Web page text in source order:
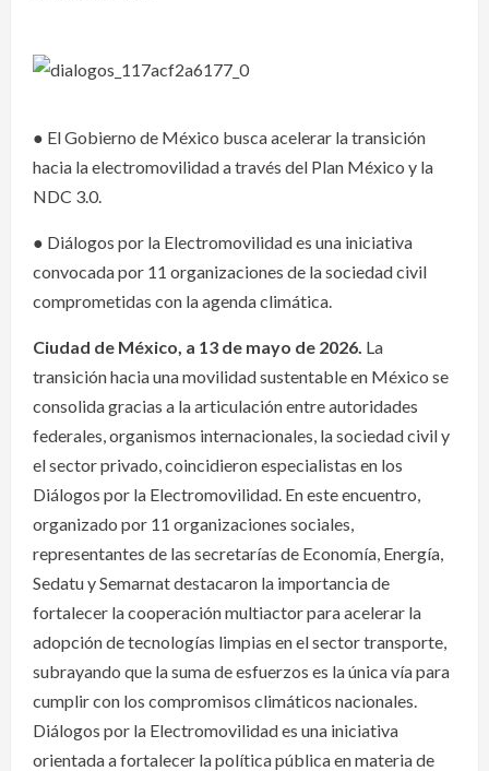
● El Gobierno de México busca acelerar la transición
hacia la electromovilidad a través del Plan México y la
NDC 3.0.
● Diálogos por la Electromovilidad es una iniciativa
convocada por 11 organizaciones de la sociedad civil
comprometidas con la agenda climática.
Ciudad de México, a 13 de mayo de 2026. La
transición hacia una movilidad sustentable en México se
consolida gracias a la articulación entre autoridades
federales, organismos internacionales, la sociedad civil y
el sector privado, coincidieron especialistas en los
Diálogos por la Electromovilidad. En este encuentro,
organizado por 11 organizaciones sociales,
representantes de las secretarías de Economía, Energía,
Sedatu y Semarnat destacaron la importancia de
fortalecer la cooperación multiactor para acelerar la
adopción de tecnologías limpias en el sector transporte,
subrayando que la suma de esfuerzos es la única vía para
cumplir con los compromisos climáticos nacionales.
Diálogos por la Electromovilidad es una iniciativa
orientada a fortalecer la política pública en materia de